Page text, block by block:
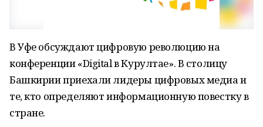
В Уфе обсуждают цифровую революцию на
конференции «Digital в Курултае». В столицу
Башкирии приехали лидеры цифровых медиа и
те, кто определяют информационную повестку в
стране.